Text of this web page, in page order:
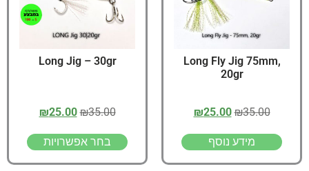
Long Fly Jig 75mm,
20gr
₪35.00
₪25.00
מידע נוסף
Long Jig – 30gr
₪35.00
₪25.00
בחר אפשרויות